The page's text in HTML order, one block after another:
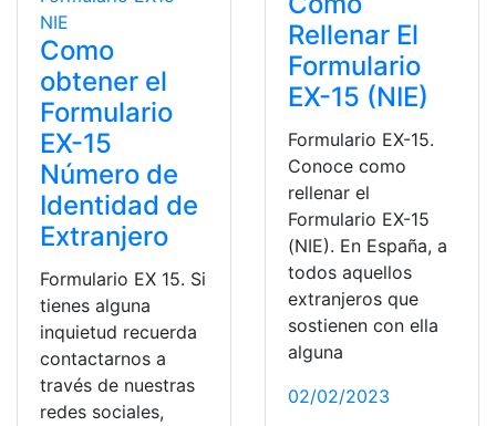
Como
obtener el
Formulario
EX-15
Número de
Identidad de
Extranjero
Formulario EX 15. Si
tienes alguna
inquietud recuerda
contactarnos a
través de nuestras
redes sociales,
Rellenar El
Formulario
EX-15 (NIE)
Formulario EX-15.
Conoce como
rellenar el
Formulario EX-15
(NIE). En España, a
todos aquellos
extranjeros que
sostienen con ella
alguna
02/02/2023